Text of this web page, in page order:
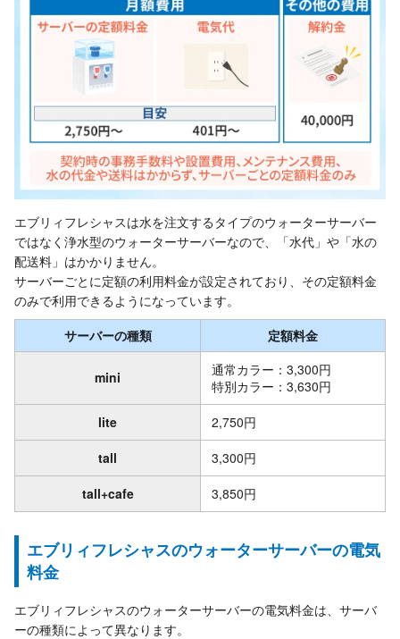
エブリィフレシャスは水を注文するタイプのウォーターサーバー
ではなく浄水型のウォーターサーバーなので、「水代」や「水の
配送料」はかかりません。
サーバーごとに定額の利用料金が設定されており、その定額料金
のみで利用できるようになっています。
サーバーの種類
定額料金
mini
通常カラー：3,300円
特別カラー：3,630円
lite
2,750円
tall
3,300円
tall+cafe
3,850円
エブリィフレシャスのウォーターサーバーの電気
料金
エブリィフレシャスのウォーターサーバーの電気料金は、サーバ
ーの種類によって異なります。